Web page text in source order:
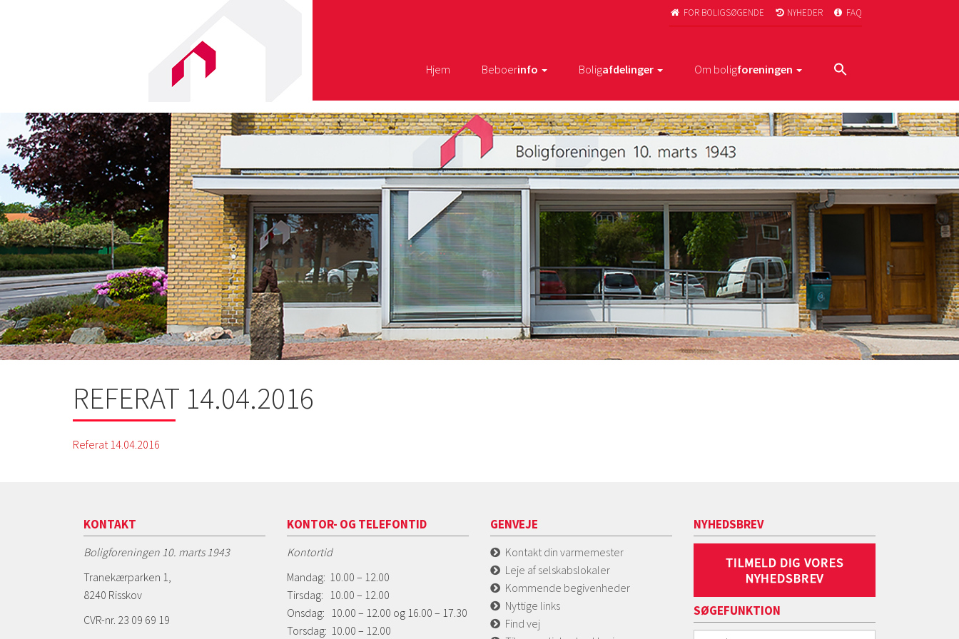
 FOR BOLIGSØGENDE  NYHEDER  FAQ
Hjem Beboerinfo Boligafdelinger Om boligforeningen
REFERAT 14.04.2016
Referat 14.04.2016
KONTAKT
Boligforeningen 10. marts 1943
Tranekærparken 1,
8240 Risskov
CVR-nr. 23 09 69 19
KONTOR- OG TELEFONTID
Kontortid
Mandag: 10.00 – 12.00
Tirsdag: 10.00 – 12.00
Onsdag: 10.00 – 12.00 og 16.00 – 17.30
Torsdag: 10.00 – 12.00
GENVEJE
Kontakt din varmemester
Leje af selskabslokaler
Kommende begivenheder
Nyttige links
Find vej
NYHEDSBREV
SØGEFUNKTION